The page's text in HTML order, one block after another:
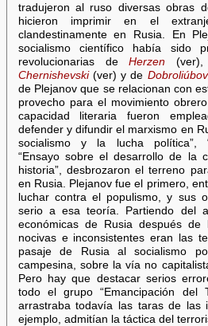
tradujeron al ruso diversas obras
hicieron imprimir en el
clandestinamente en Rusia. En
socialismo científico había sido
revolucionarias deHerzen
Chernishevski(ver) y de Dobroliúbov
de Plejanov que se relacionan con
provecho para el movimiento
capacidad literaria fueron
defender y difundir el marxismo en
socialismo y la lucha política”,
“Ensayo sobre el desarrollo de la
historia”, desbrozaron el terreno
en Rusia. Plejanov fue el primero,
luchar contra el populismo, y sus
serio a esa teoría. Partiendo del
económicas de Rusia después
nocivas e inconsistentes eran las
pasaje de Rusia al socialismo
campesina, sobre la vía no
Pero hay que destacar serios
todo el grupo “Emancipación del
arrastraba todavía las taras de las
ejemplo, admitían la táctica del